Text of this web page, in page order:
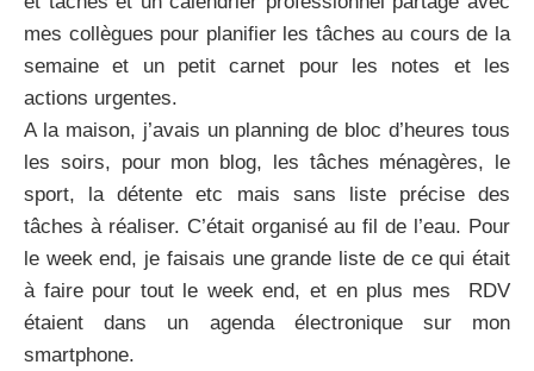
mes collègues pour planifier les tâches au cours de la
semaine et un petit carnet pour les notes et les
actions urgentes.
A la maison, j’avais un planning de bloc d’heures tous
les soirs, pour mon blog, les tâches ménagères, le
sport, la détente etc mais sans liste précise des
tâches à réaliser. C’était organisé au fil de l’eau. Pour
le week end, je faisais une grande liste de ce qui était
à faire pour tout le week end, et en plus mes RDV
étaient dans un agenda électronique sur mon
smartphone.